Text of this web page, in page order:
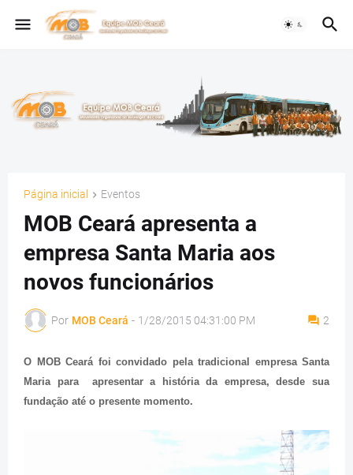
Página inicial Eventos
MOB Ceará apresenta a
empresa Santa Maria aos
novos funcionários
Por MOB Ceará - 1/28/2015 04:31:00 PM 2
O MOB Ceará foi convidado pela tradicional empresa Santa
Maria para apresentar a história da empresa, desde sua
fundação até o presente momento.